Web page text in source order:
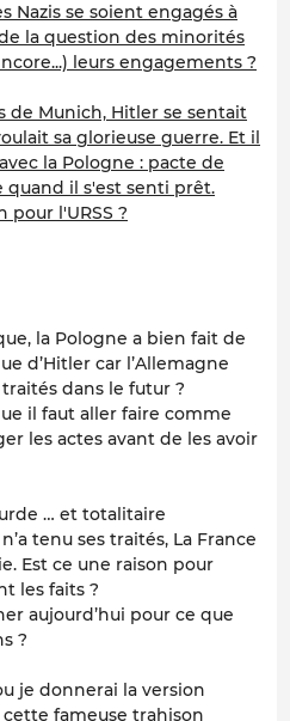
Nazis se soient engagés à
la question des minorités
leurs engagements ?
de Munich, Hitler se sentait
sa glorieuse guerre. Et il
la Pologne : pacte de
quand il s'est senti prêt.
l'URSS ?
la Pologne a bien fait de
d’Hitler car l’Allemagne
dans le futur ?
il faut aller faire comme
les actes avant de les avoir
… et totalitaire
tenu ses traités, La France
Est ce une raison pour
les faits ?
aujourd’hui pour ce que
?
je donnerai la version
cette fameuse trahison